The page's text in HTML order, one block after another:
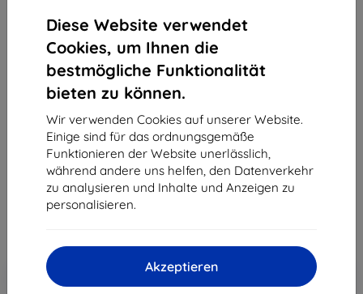
Diese Website verwendet
Cookies, um Ihnen die
bestmögliche Funktionalität
bieten zu können.
Wir verwenden Cookies auf unserer Website.
Einige sind für das ordnungsgemäße
Funktionieren der Website unerlässlich,
während andere uns helfen, den Datenverkehr
zu analysieren und Inhalte und Anzeigen zu
personalisieren.
Akzeptieren
3mk StratCore700 Schutzfolie für Google Pixel 7 5G
Geeignet für: Google Pixel 7
22,90 €
20,61 €
-10%
Rabatt mit Gutschein
EXTRA10
Warenkorb